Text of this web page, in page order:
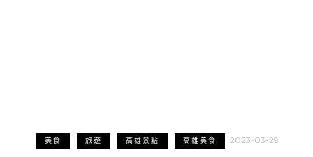
美食 旅遊 高雄景點 高雄美食 2023-03-29